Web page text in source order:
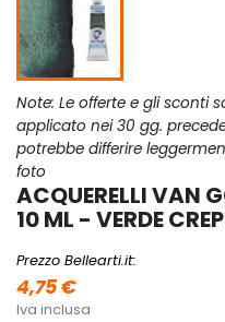
Note: Le offerte e gli sconti
applicato nei 30 gg.
potrebbe differire
foto
ACQUERELLI VAN
10 ML - VERDE
Prezzo Bellearti.it:
4,75 €
Iva inclusa